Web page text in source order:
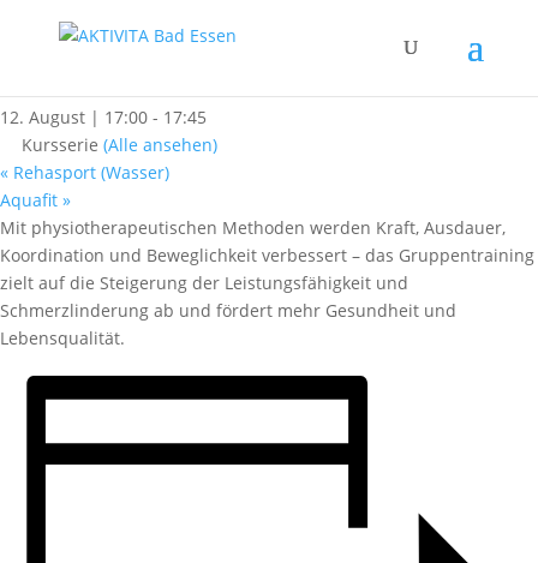
« Alle Kurse
12. August | 17:00 - 17:45
Kursserie (Alle ansehen)
« Rehasport (Wasser)
Aquafit »
Mit physiotherapeutischen Methoden werden Kraft, Ausdauer,
Koordination und Beweglichkeit verbessert – das Gruppentraining
zielt auf die Steigerung der Leistungsfähigkeit und
Schmerzlinderung ab und fördert mehr Gesundheit und
Lebensqualität.